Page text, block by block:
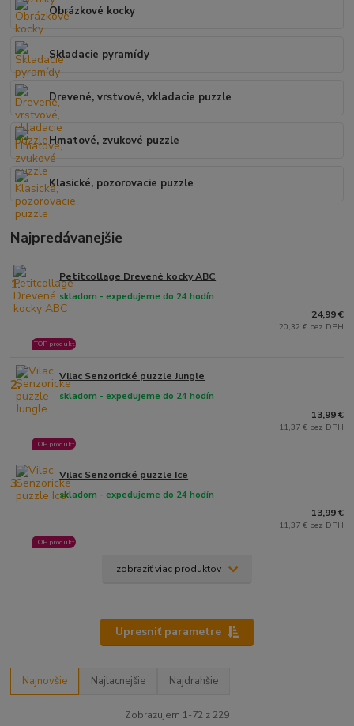
Obrázkové kocky
Skladacie pyramídy
Drevené, vrstvové, vkladacie puzzle
Hmatové, zvukové puzzle
Klasické, pozorovacie puzzle
Najpredávanejšie
1. Petitcollage Drevené kocky ABC
skladom - expedujeme do 24 hodín
TOP produkt
24,99 €
20,32 € bez DPH
2. Vilac Senzorické puzzle Jungle
skladom - expedujeme do 24 hodín
TOP produkt
13,99 €
11,37 € bez DPH
3. Vilac Senzorické puzzle Ice
skladom - expedujeme do 24 hodín
TOP produkt
13,99 €
11,37 € bez DPH
zobraziť viac produktov
Upresniť parametre
Najnovšie Najlacnejšie Najdrahšie
Zobrazujem 1-72 z 229